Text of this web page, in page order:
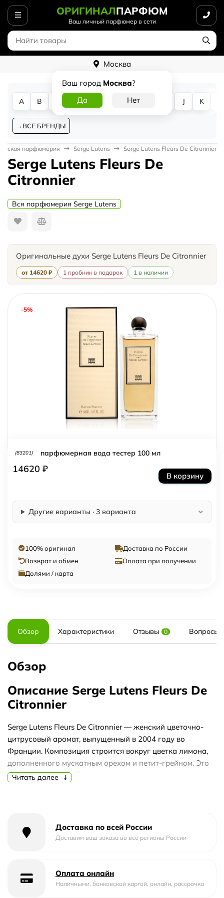
ОРИГИНАЛПАРФЮМ
Ваш личный парфюмер в сети
Москва
Ваш город Москва?
A B D G J K
ВСЕ БРЕНДЫ
парфюмерия Serge Lutens Serge Lutens Fleurs De Citronnier
Serge Lutens Fleurs De
Citronnier
Вся парфюмерия Serge Lutens
Оригинальные духи Serge Lutens Fleurs De Citronnier
от 14620 ₽ 1 пробник в подарок 1 в наличии
-5%
(83201) парфюмерная вода тестер 100 мл
14620 ₽
В корзину
Другие варианты · 3 варианта
100% оригинал
Доставка по России
Возврат и обмен
Оплата при получении
Долями / карта
Обзор Характеристики Отзывы 0 Вопросы
Обзор
Описание Serge Lutens Fleurs De
Citronnier
Serge Lutens Fleurs De Citronnier — женский цветочно-
цитрусовый аромат, выпущенный в 2004 году во
Франции. Композиция строится вокруг цветка лимона,
дополненного мускатным орехом и петит-грейном. Это
свежий, но насыщенный аромат, который подходит для
горьковатым петит-грейном и ярким цветком лимона. В
сердце раскрываются медовые оттенки, нежная нероли
Fleurs De Citronnier — это аромат, который можно носить
Читать далее
Доставка по всей России
Доставим ваш заказа во все регионы России
Оплата онлайн
Наличными, банковской картой, онлайн, рассрочка